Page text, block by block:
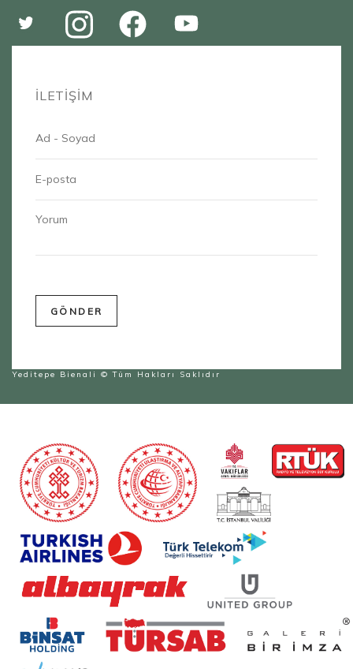
İLETİŞİM
Yeditepe Bienali © Tüm Hakları Saklıdır